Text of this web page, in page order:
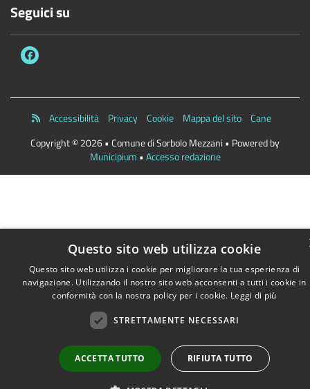
Seguici su
Accessibilità Privacy Cookie Mappa del sito
Cane
Copyright © 2026 • Comune di Sorbolo Mezzani • Powered by
Municipium • Accesso redazione
Questo sito web utilizza cookie
Questo sito web utilizza i cookie per migliorare la tua esperienza di
navigazione. Utilizzando il nostro sito web acconsenti a tutti i cookie in
conformità con la nostra policy per i cookie. Leggi di più
STRETTAMENTE NECESSARI
ACCETTA TUTTO RIFIUTA TUTTO